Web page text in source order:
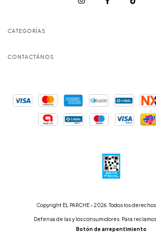
CATEGORÍAS
CONTACTÁNOS
Copyright EL PARCHE - 2026. Todos los
Defensa de las y los consumidores. Para reclamos
Botón de arrepentimiento